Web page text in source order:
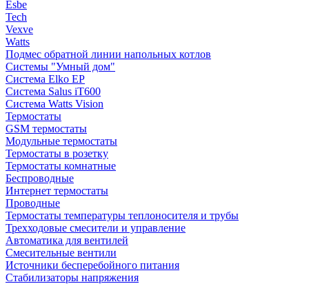
Esbe
Tech
Vexve
Watts
Подмес обратной линии напольных котлов
Системы "Умный дом"
Система Elko EP
Система Salus iT600
Система Watts Vision
Термостаты
GSM термостаты
Модульные термостаты
Термостаты в розетку
Термостаты комнатные
Беспроводные
Интернет термостаты
Проводные
Термостаты температуры теплоносителя и трубы
Трехходовые смесители и управление
Автоматика для вентилей
Смесительные вентили
Источники бесперебойного питания
Стабилизаторы напряжения